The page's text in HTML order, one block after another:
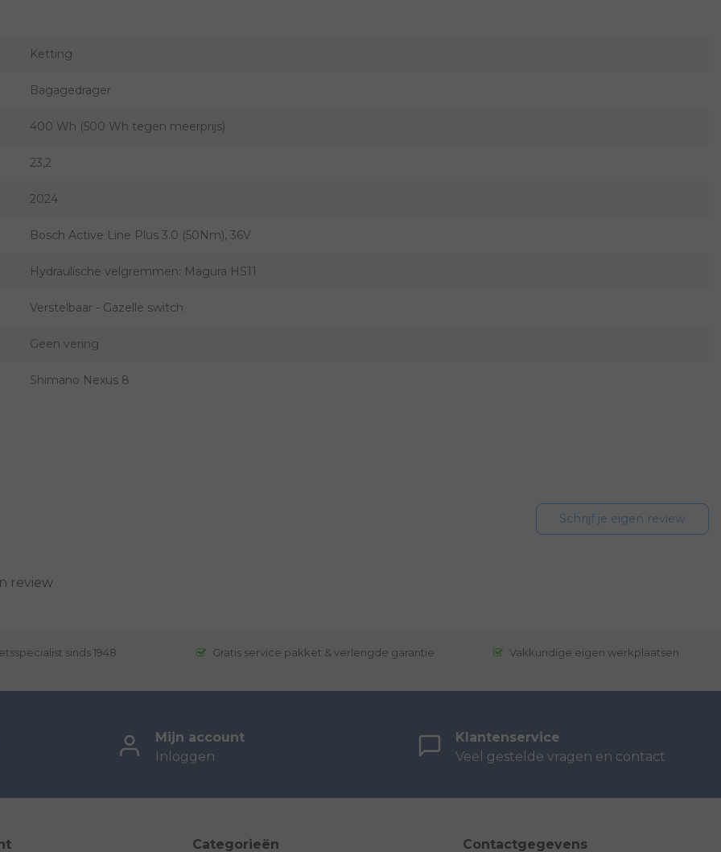
Ketting
Bagagedrager
400 Wh (500 Wh tegen meerprijs)
23,2
2024
Bosch Active Line Plus 3.0 (50Nm), 36V
Hydraulische velgremmen: Magura HS11
Verstelbaar - Gazelle switch
Geen vering
Shimano Nexus 8
Schrijf je eigen review
review
sinds 1948 Gratis service pakket & verlengde garantie Vakkundige eigen werkplaatsen
Mijn account
Inloggen
Klantenservice
Veel gestelde vragen en contact
Categorieën Contactgegevens